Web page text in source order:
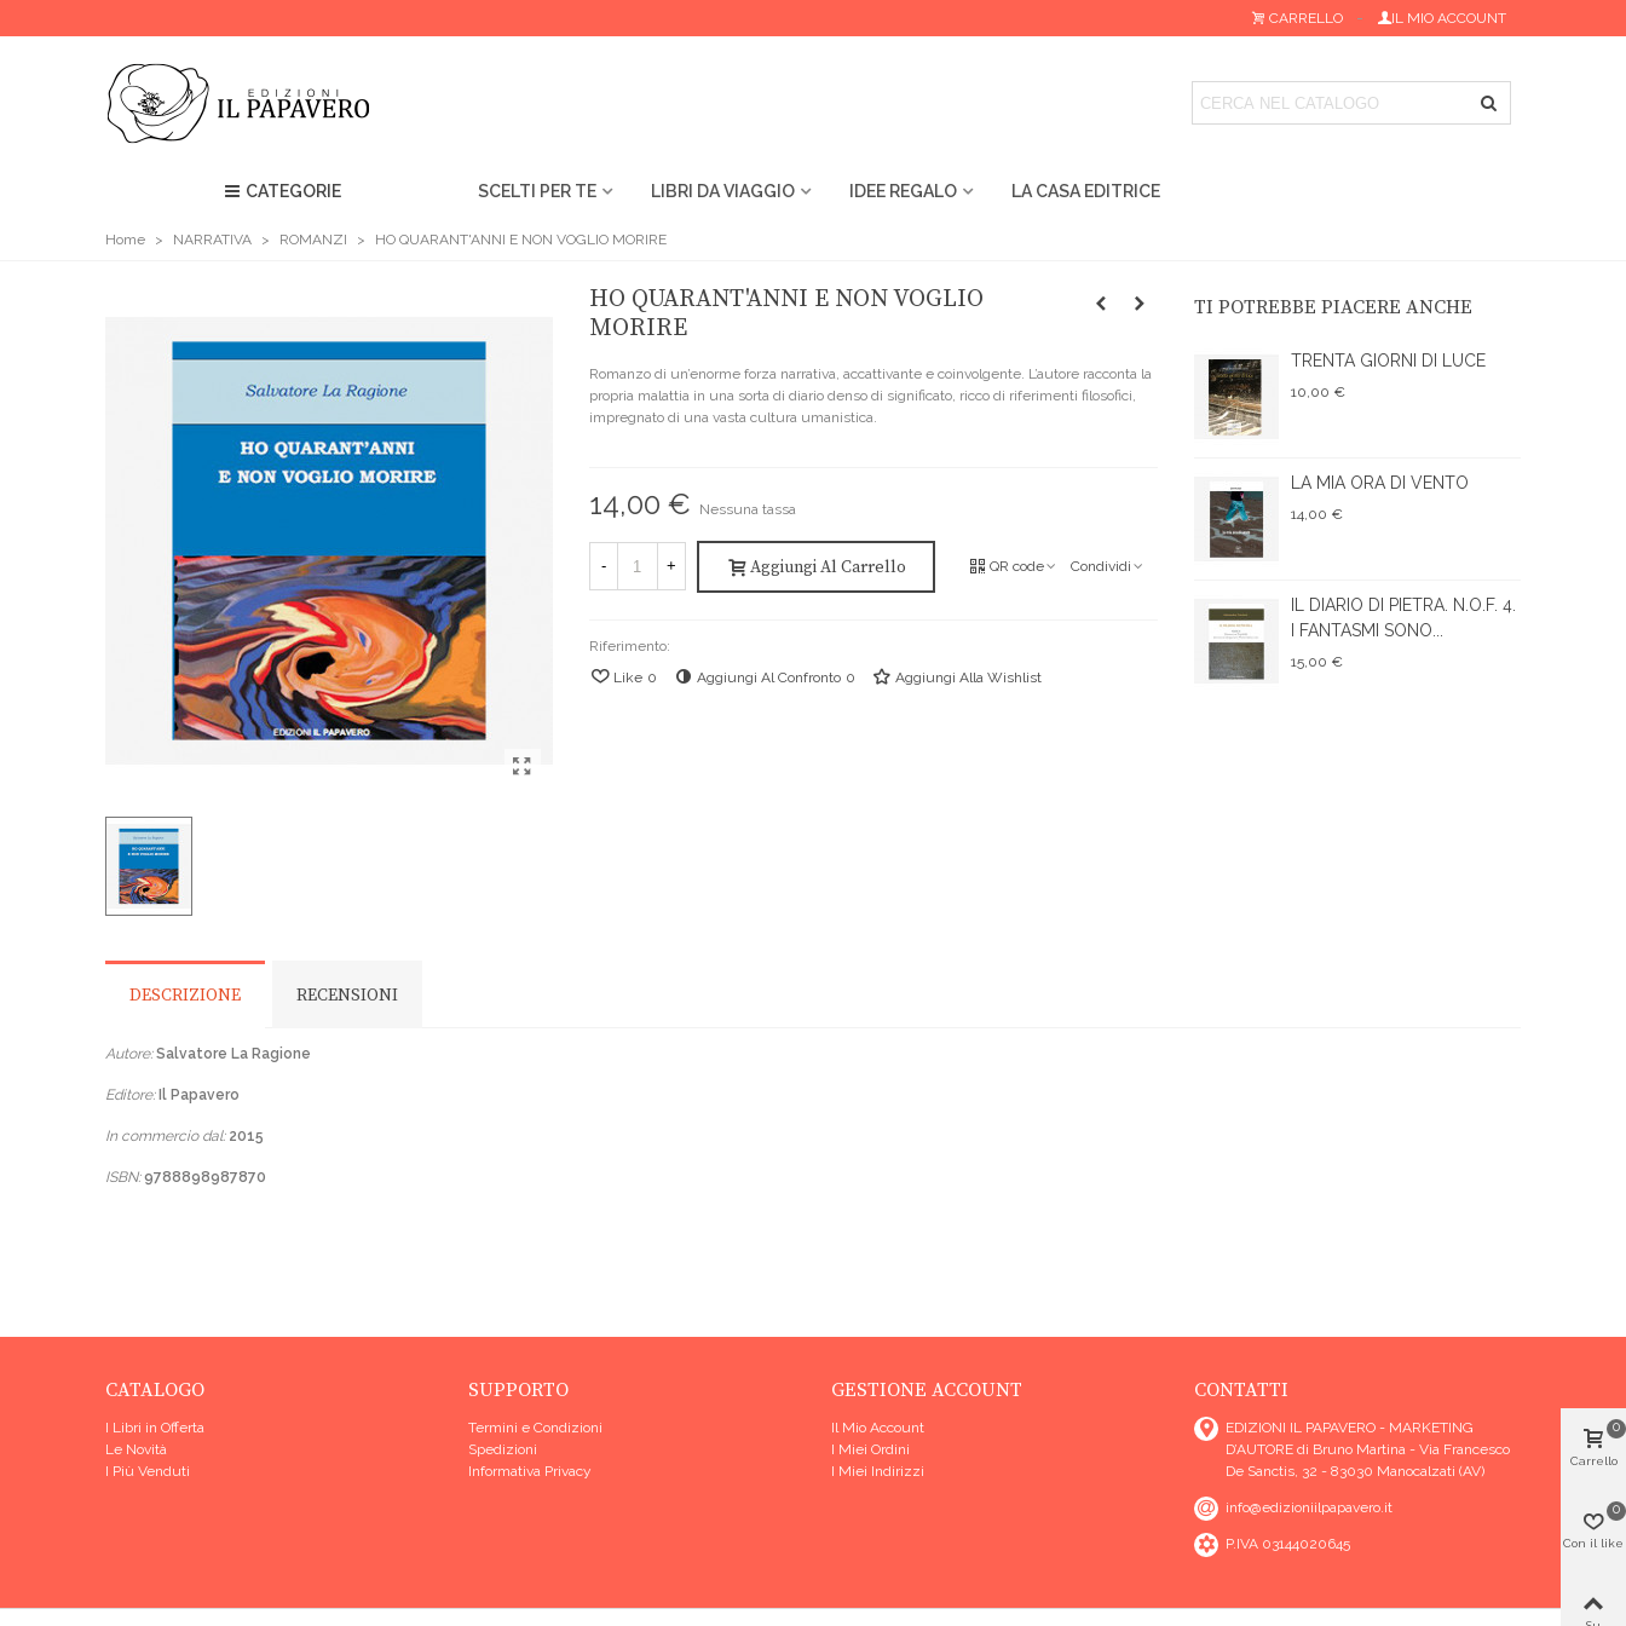
CARRELLO IL MIO ACCOUNT
CATEGORIE SCELTI PER TE LIBRI DA VIAGGIO IDEE REGALO LA CASA EDITRICE
Home > NARRATIVA > ROMANZI > HO QUARANT'ANNI E NON VOGLIO MORIRE
HO QUARANT'ANNI E NON VOGLIO
MORIRE
Romanzo di un’enorme forza narrativa, accattivante e coinvolgente. L’autore racconta la
propria malattia in una sorta di diario denso di significato, ricco di riferimenti filosofici,
impregnato di una vasta cultura umanistica.
14,00 € Nessuna tassa
- + Aggiungi Al Carrello QR code Condividi
Riferimento:
Like 0 Aggiungi Al Confronto 0 Aggiungi Alla Wishlist
TI POTREBBE PIACERE ANCHE
TRENTA GIORNI DI LUCE
10,00 €
LA MIA ORA DI VENTO
14,00 €
IL DIARIO DI PIETRA. N.O.F. 4.
I FANTASMI SONO...
15,00 €
DESCRIZIONE RECENSIONI
Autore:Salvatore La Ragione
Editore:Il Papavero
In commercio dal: 2015
ISBN:9788898987870
CATALOGO
I Libri in Offerta
Le Novità
I Più Venduti
SUPPORTO
Termini e Condizioni
Spedizioni
Informativa Privacy
GESTIONE ACCOUNT
Il Mio Account
I Miei Ordini
I Miei Indirizzi
CONTATTI
EDIZIONI IL PAPAVERO - MARKETING
D’AUTORE di Bruno Martina - Via Francesco
De Sanctis, 32 - 83030 Manocalzati (AV)
info@edizioniilpapavero.it
P.IVA 03144020645
Carrello
0
Con il like
0